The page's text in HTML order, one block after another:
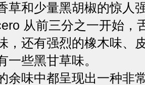
草和少量黑胡椒的惊人
从前三分之一开始，
，还有强烈的橡木味、
一些黑甘草味。
余味中都呈现出一种非